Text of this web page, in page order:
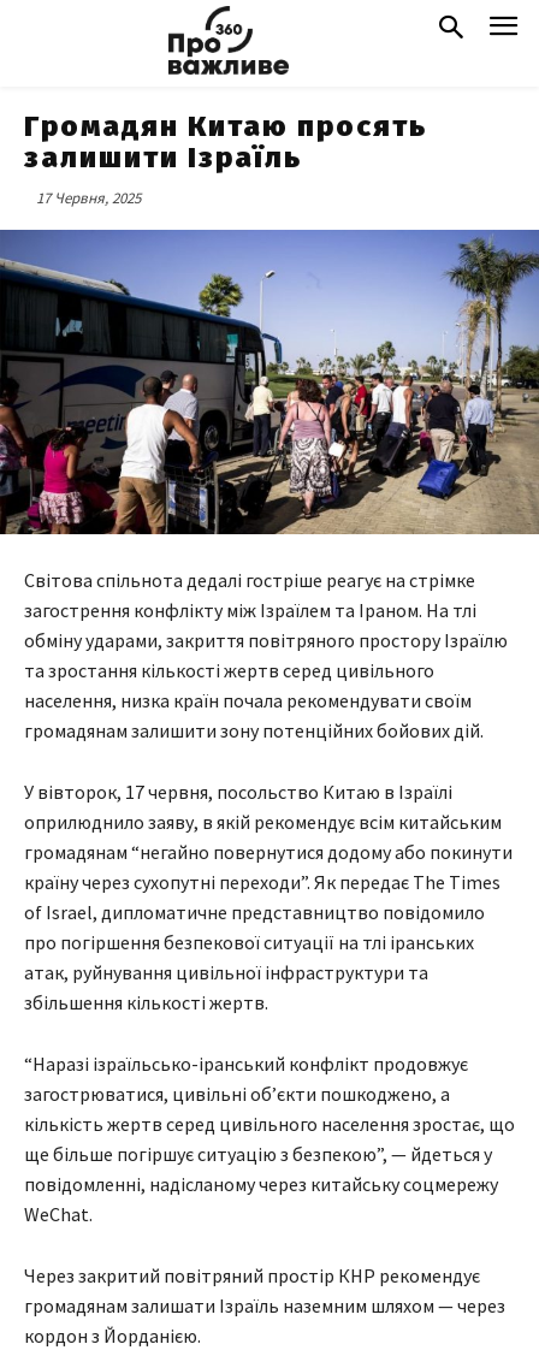
Громадян Китаю просять
залишити Ізраїль
17 Червня, 2025
Світова спільнота дедалі гостріше реагує на стрімке
загострення конфлікту між Ізраїлем та Іраном. На тлі
обміну ударами, закриття повітряного простору Ізраїлю
та зростання кількості жертв серед цивільного
населення, низка країн почала рекомендувати своїм
громадянам залишити зону потенційних бойових дій.
У вівторок, 17 червня, посольство Китаю в Ізраїлі
оприлюднило заяву, в якій рекомендує всім китайським
громадянам “негайно повернутися додому або покинути
країну через сухопутні переходи”. Як передає The Times
of Israel, дипломатичне представництво повідомило
про погіршення безпекової ситуації на тлі іранських
атак, руйнування цивільної інфраструктури та
збільшення кількості жертв.
“Наразі ізраїльсько-іранський конфлікт продовжує
загострюватися, цивільні об’єкти пошкоджено, а
кількість жертв серед цивільного населення зростає, що
ще більше погіршує ситуацію з безпекою”, — йдеться у
повідомленні, надісланому через китайську соцмережу
WeChat.
Через закритий повітряний простір КНР рекомендує
громадянам залишати Ізраїль наземним шляхом — через
кордон з Йорданією.